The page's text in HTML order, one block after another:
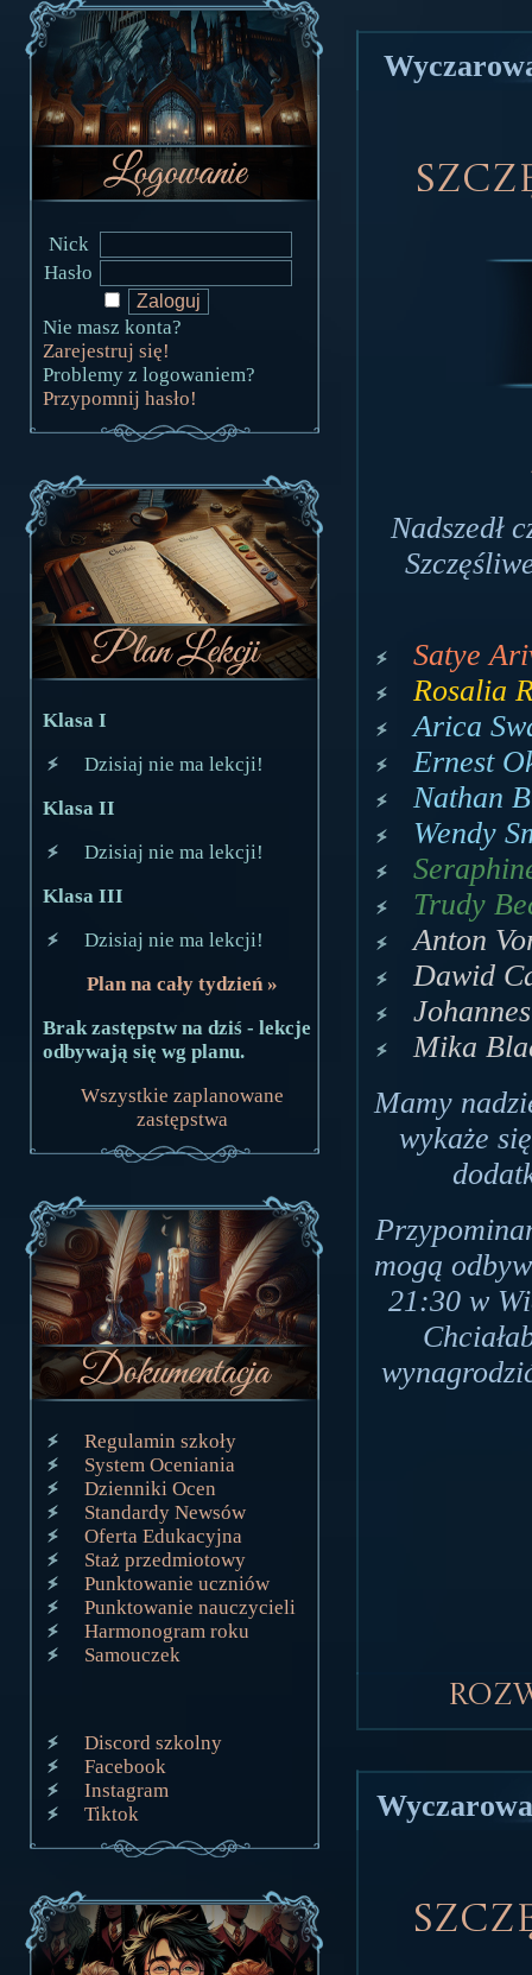
Nick
Hasło
Nie masz konta?
Zarejestruj się!
Problemy z logowaniem?
Przypomnij hasło!
Klasa I
Dzisiaj nie ma lekcji!
Klasa II
Dzisiaj nie ma lekcji!
Klasa III
Dzisiaj nie ma lekcji!
Plan na cały tydzień »
Brak zastępstw na dziś - lekcje
odbywają się wg planu.
Wszystkie zaplanowane
zastępstwa
Regulamin szkoły
System Oceniania
Dzienniki Ocen
Standardy Newsów
Oferta Edukacyjna
Staż przedmiotowy
Punktowanie uczniów
Punktowanie nauczycieli
Harmonogram roku
Samouczek
Discord szkolny
Facebook
Instagram
Tiktok
Nadszedł
Satye
Rosalia
Arica
Ernest
Nathan
Wendy
Trudy
Anton
Dawid
Mika
Mamy
wykaże
mogą
21:30 w